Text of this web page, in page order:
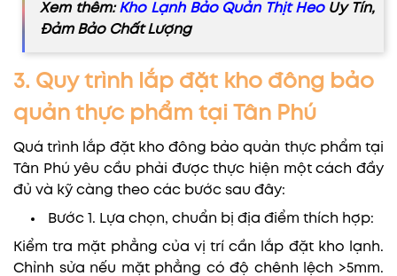
Xem thêm: Kho Lạnh Bảo Quản Thịt HeoUy Tín,
Đảm Bảo Chất Lượng
3. Quy trình lắp đặt kho đông bảo
quản thực phẩm tại Tân Phú
Quá trình lắp đặt kho đông bảo quản thực phẩm tại
Tân Phú yêu cầu phải được thực hiện một cách đầy
đủ và kỹ càng theo các bước sau đây:
Bước 1. Lựa chọn, chuẩn bị địa điểm thích hợp:
Kiểm tra mặt phẳng của vị trí cần lắp đặt kho lạnh.
Chỉnh sửa nếu mặt phẳng có độ chênh lệch >5mm.